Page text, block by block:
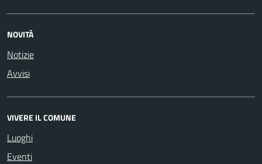
NOVITÀ
Notizie
Avvisi
VIVERE IL COMUNE
Luoghi
Eventi